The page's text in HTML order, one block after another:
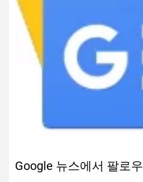
Google 뉴스에서 팔로우